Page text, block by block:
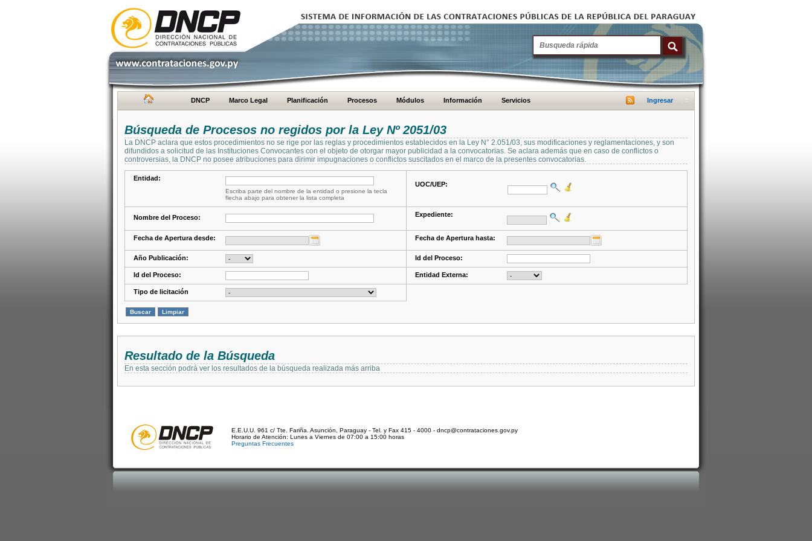
DNCP Marco Legal Planificación Procesos Módulos Información Servicios Ingresar
Búsqueda de Procesos no regidos por la Ley Nº 2051/03
La DNCP aclara que estos procedimientos no se rige por las reglas y procedimientos establecidos en la Ley N° 2.051/03, sus modificaciones y reglamentaciones, y son
difundidos a solicitud de las Instituciones Convocantes con el objeto de otorgar mayor publicidad a la convocatorias. Se aclara además que en caso de conflictos o
controversias, la DNCP no posee atribuciones para dirimir impugnaciones o conflictos suscitados en el marco de la presentes convocatorias.
Entidad:
Escriba parte del nombre de la entidad o presione la tecla
flecha abajo para obtener la lista completa
UOC/UEP:
Nombre del Proceso: Expediente:
Fecha de Apertura desde: Fecha de Apertura hasta:
Año Publicación: Id del Proceso:
Id del Proceso: Entidad Externa:
Tipo de licitación
Resultado de la Búsqueda
En esta sección podrá ver los resultados de la búsqueda realizada más arriba
E.E.U.U. 961 c/ Tte. Fariña. Asunción, Paraguay - Tel. y Fax 415 - 4000 - dncp@contrataciones.gov.py
Horario de Atención: Lunes a Viernes de 07:00 a 15:00 horas
Preguntas Frecuentes